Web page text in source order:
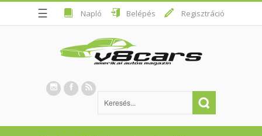
☰ Napló Belépés Regisztráció